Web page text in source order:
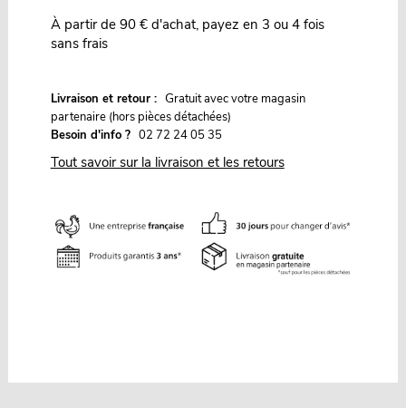
À partir de 90 € d'achat, payez en 3 ou 4 fois
sans frais
Livraison et retour : Gratuit avec votre magasin
partenaire (hors pièces détachées)
Besoin d'info ? 02 72 24 05 35
Tout savoir sur la livraison et les retours